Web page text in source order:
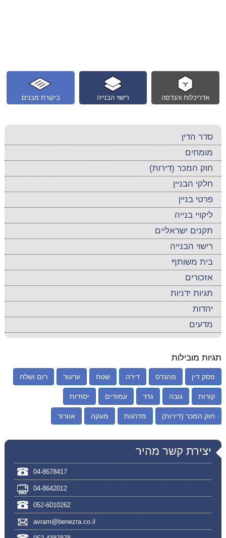
ביקורת מבנים רישוי הבנייה אדריכלות והנדסה
סדר הדין
מומחים
חוק המכר (דירות)
חלקי הבניין
פרטי בניין
ליקויי בנייה
תקנים ישראליים
רישוי הבנייה
בית משותף
אזכורים
תגיות ידניות
יהדות
מדעים
תגיות מובילות
פסק דין מהנדס דירה שטח ערעור רום ושלח
קורות גובה גדר עמודים יסודות
חוק המכר (דירות) מדרגות מעקה אוורור
יצירת קשר מהיר
04-8678417
04-8642012
052-6010262
avram@benezra.co.il